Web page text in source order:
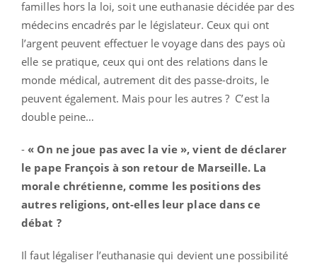
familles hors la loi, soit une euthanasie décidée par des
médecins encadrés par le législateur. Ceux qui ont
l’argent peuvent effectuer le voyage dans des pays où
elle se pratique, ceux qui ont des relations dans le
monde médical, autrement dit des passe-droits, le
peuvent également. Mais pour les autres ? C’est la
double peine…
-« On ne joue pas avec la vie », vient de déclarer
le pape François à son retour de Marseille. La
morale chrétienne, comme les positions des
autres religions, ont-elles leur place dans ce
débat ?
Il faut légaliser l’euthanasie qui devient une possibilité